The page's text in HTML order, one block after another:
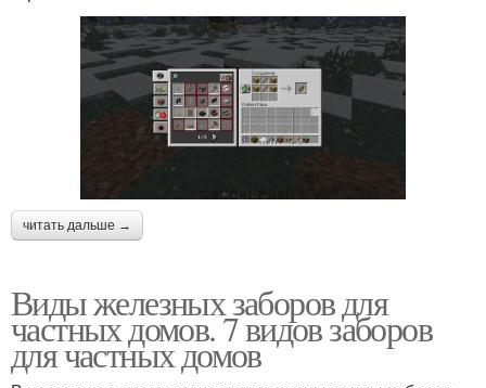
читать дальше →
Виды железных заборов для
частных домов. 7 видов заборов
для частных домов